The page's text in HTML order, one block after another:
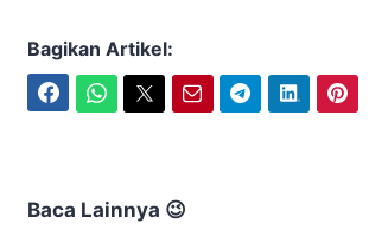
Bagikan Artikel:
Baca Lainnya 😉